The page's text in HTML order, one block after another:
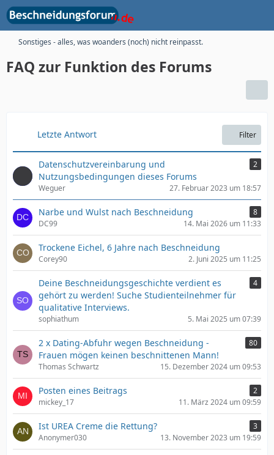
Sonstiges - alles, was woanders (noch) nicht reinpasst.
FAQ zur Funktion des Forums
Letzte Antwort Filter
Datenschutzvereinbarung und
Nutzungsbedingungen dieses Forums
2
Weguer 27. Februar 2023 um 18:57
Narbe und Wulst nach Beschneidung
8
DC99
14. Mai 2026 um 11:33
Trockene Eichel, 6 Jahre nach Beschneidung
Corey90 2. Juni 2025 um 11:25
Deine Beschneidungsgeschichte verdient es
gehört zu werden! Suche Studienteilnehmer für
qualitative Interviews.
4
sophiathum 5. Mai 2025 um 07:39
2 x Dating-Abfuhr wegen Beschneidung -
Frauen mögen keinen beschnittenen Mann!
80
Thomas Schwartz 15. Dezember 2024 um 09:53
Posten eines Beitrags
2
mickey_17
11. März 2024 um 09:59
Ist UREA Creme die Rettung?
3
Anonymer030
13. November 2023 um 19:59